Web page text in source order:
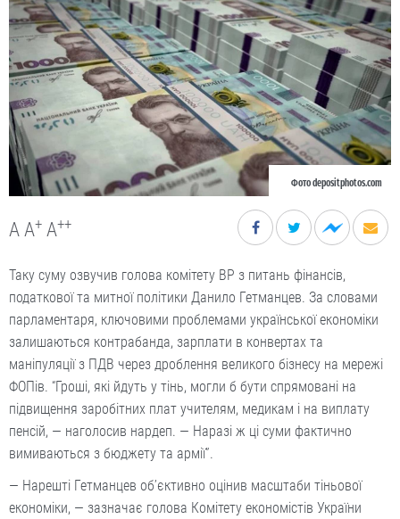
Фото depositphotos.com
A A+ A++
Таку суму озвучив голова комітету ВР з питань фінансів,
податкової та митної політики Данило Гетманцев. За словами
парламентаря, ключовими проблемами української економіки
залишаються контрабанда, зарплати в конвертах та
маніпуляції з ПДВ через дроблення великого бізнесу на мережі
ФОПів. “Гроші, які йдуть у тінь, могли б бути спрямовані на
підвищення заробітних плат учителям, медикам і на виплату
пенсій, — наголосив нардеп. — Наразі ж ці суми фактично
вимиваються з бюджету та армії”.
— Нарешті Гетманцев об’єктивно оцінив масштаби тіньової
економіки, — зазначає голова Комітету економістів України